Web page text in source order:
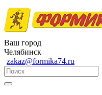
Ваш город
Челябинск
zakaz@formika74.ru